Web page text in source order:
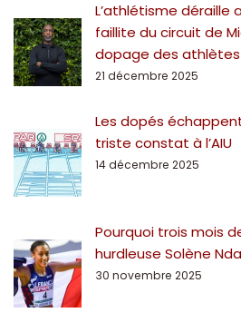
L’athlétisme déraille
faillite du circuit de
dopage des athlètes
21 décembre 2025
Les dopés
triste constat à l’AIU
14 décembre 2025
Pourquoi trois mois
hurdleuse Solène
30 novembre 2025